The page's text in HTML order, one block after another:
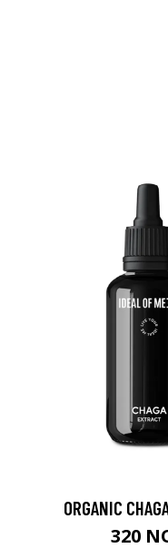
ORGANIC
320